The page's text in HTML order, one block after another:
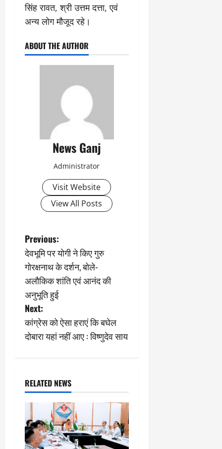
सिंह रावत, श्री उत्तम दत्ता, एवं
अन्य लोग मौजूद रहे।
ABOUT THE AUTHOR
News Ganj
Administrator
Visit Website
View All Posts
P
o
s
t
n
a
i
g
a
Previous:
देवभूमि पर योगी ने किए गुरु
गोरक्षनाथ के दर्शन, बोले-
अलौकिक शांति एवं आनंद की
अनुभूति हुई
Next:
कांग्रेस को ऐसा हराएं कि बघेल
दोबारा यहां नहीं आए : विष्णुदेव साय
RELATED NEWS